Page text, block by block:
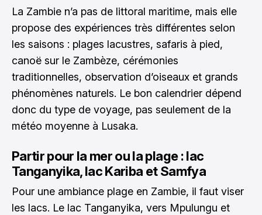
La Zambie n’a pas de littoral maritime, mais elle
propose des expériences très différentes selon
les saisons : plages lacustres, safaris à pied,
canoë sur le Zambèze, cérémonies
traditionnelles, observation d’oiseaux et grands
phénomènes naturels. Le bon calendrier dépend
donc du type de voyage, pas seulement de la
météo moyenne à Lusaka.
Partir pour la mer ou la plage : lac
Tanganyika, lac Kariba et Samfya
Pour une ambiance plage en Zambie, il faut viser
les lacs. Le lac Tanganyika, vers Mpulungu et